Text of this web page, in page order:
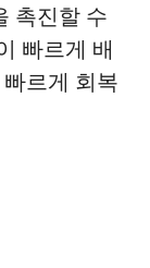
촉진할 수
빠르게 배
르게 회복